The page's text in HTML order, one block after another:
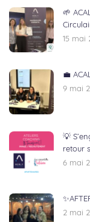
🌱
15 mai
💼
9 mai
💡
retour
6 mai
2 mai